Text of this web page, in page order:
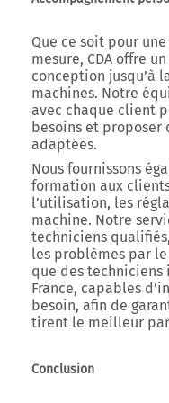
Que ce soit pour
mesure, CDA offre
conception jusqu’à
machines. Notre
avec chaque client
besoins et
adaptées.
Nous fournissons
formation aux
l’utilisation, les
machine. Notre
techniciens
les problèmes par
que des
France, capables
besoin, afin de
tirent le meilleur
Conclusion